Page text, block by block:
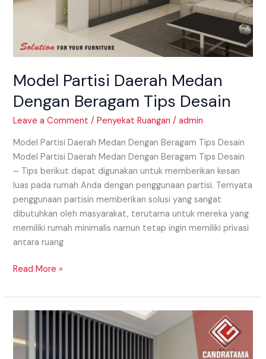
Model Partisi Daerah Medan
Dengan Beragam Tips Desain
Leave a Comment /Penyekat Ruangan /admin
Model Partisi Daerah Medan Dengan Beragam Tips Desain
Model Partisi Daerah Medan Dengan Beragam Tips Desain
– Tips berikut dapat digunakan untuk memberikan kesan
luas pada rumah Anda dengan penggunaan partisi. Ternyata
penggunaan partisin memberikan solusi yang sangat
dibutuhkan oleh masyarakat, terutama untuk mereka yang
memiliki rumah minimalis namun tetap ingin memiliki privasi
antara ruang
Read More »
Daerah